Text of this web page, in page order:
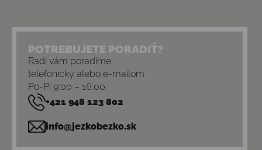
POTREBUJETE PORADIŤ?
Radi vám poradíme
telefonicky alebo e-mailom
Po-Pi 9:00 – 16:00
+421 948 123 802
info@jezkobezko.sk